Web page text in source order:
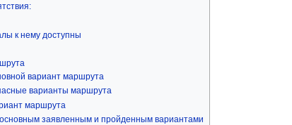
к нему доступны
вариант маршрута
варианты маршрута
маршрута
заявленным и пройденным вариантами